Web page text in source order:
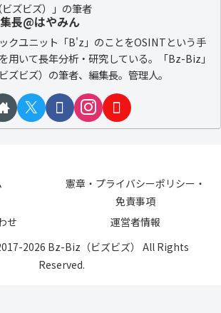
ズビズ）」の筆者
長@はやみん
クユニット「B'z」のことをOSINTという手
用いて長年分析・研究している。「Bz-Biz」
ビズビズ）の筆者、編集長。管理人。
憲章・プライバシーポリシー・
免責事項
せ
運営者情報
2026 Bz-Biz（ビズビズ） All Rights
Reserved.